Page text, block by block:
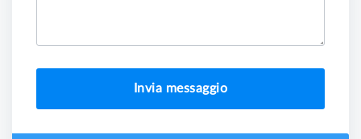
Invia messaggio